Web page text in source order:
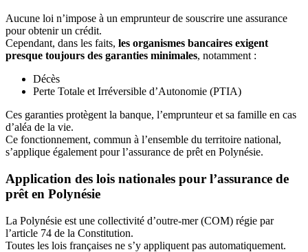
Aucune loi n’impose à un emprunteur de souscrire une assurance
pour obtenir un crédit.
Cependant, dans les faits, les organismes bancaires exigent
presque toujours des garanties minimales, notamment :
Décès
Perte Totale et Irréversible d’Autonomie (PTIA)
Ces garanties protègent la banque, l’emprunteur et sa famille en cas
d’aléa de la vie.
Ce fonctionnement, commun à l’ensemble du territoire national,
s’applique également pour l’assurance de prêt en Polynésie.
Application des lois nationales pour l’assurance de
prêt en Polynésie
La Polynésie est une collectivité d’outre-mer (COM) régie par
l’article 74 de la Constitution.
Toutes les lois françaises ne s’y appliquent pas automatiquement.